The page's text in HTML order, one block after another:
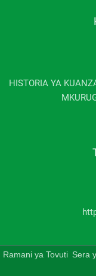
HISTORIA YA
Ramani ya Tovuti Sera